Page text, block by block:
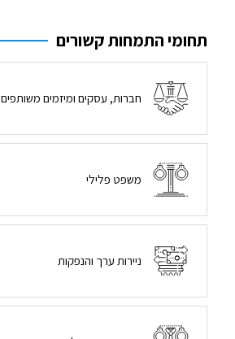
תחומי התמחות קשורים
חברות, עסקים ומיזמים משותפים
משפט פלילי
ניירות ערך והנפקות